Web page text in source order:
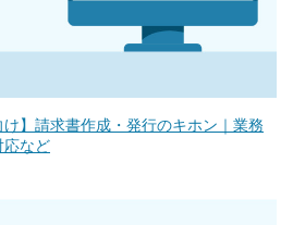
け】請求書作成・発行のキホン｜業務
など